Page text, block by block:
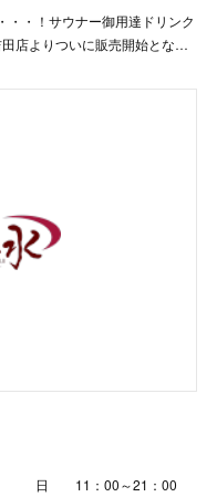
・・！サウナー御用達ドリンク
田店よりついに販売開始とな…
※平 日 11：00～21：00